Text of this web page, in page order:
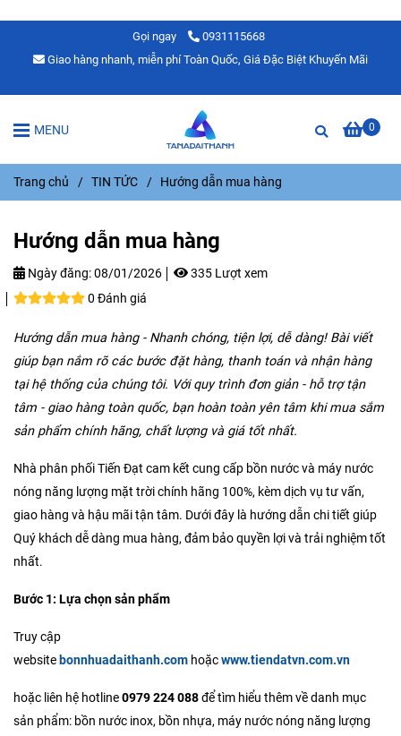
Gọi ngay
0931115668
Giao hàng nhanh, miễn phí Toàn Quốc, Giá Đặc Biệt Khuyến Mãi
0
MENU
Trang chủ / TIN TỨC / Hướng dẫn mua hàng
Hướng dẫn mua hàng
Ngày đăng:08/01/2026
335 Lượt xem
0 Đánh giá
Hướng dẫn mua hàng - Nhanh chóng, tiện lợi, dễ dàng! Bài viết
giúp bạn nắm rõ các bước đặt hàng, thanh toán và nhận hàng
tại hệ thống của chúng tôi. Với quy trình đơn giản - hỗ trợ tận
tâm - giao hàng toàn quốc, bạn hoàn toàn yên tâm khi mua sắm
sản phẩm chính hãng, chất lượng và giá tốt nhất.
Nhà phân phối Tiến Đạt cam kết cung cấp bồn nước và máy nước
nóng năng lượng mặt trời chính hãng 100%, kèm dịch vụ tư vấn,
giao hàng và hậu mãi tận tâm. Dưới đây là hướng dẫn chi tiết giúp
Quý khách dễ dàng mua hàng, đảm bảo quyền lợi và trải nghiệm tốt
nhất.
Bước 1: Lựa chọn sản phẩm
Truy cập
website bonnhuadaithanh.com hoặcwww.tiendatvn.com.vn
hoặc liên hệ hotline0979 224 088để tìm hiểu thêm về danh mục
sản phẩm: bồn nước inox, bồn nhựa, máy nước nóng năng lượng